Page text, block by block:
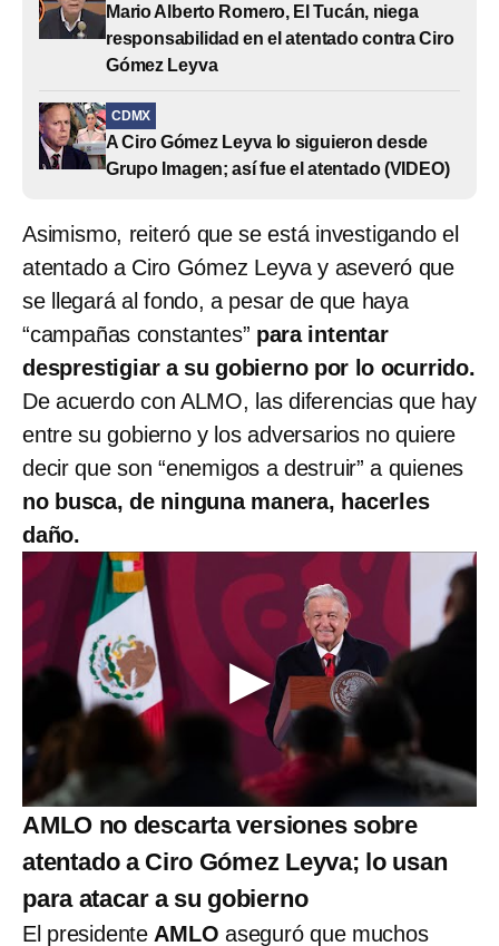
Mario Alberto Romero, El Tucán, niega
responsabilidad en el atentado contra Ciro
Gómez Leyva
CDMX
A Ciro Gómez Leyva lo siguieron desde
Grupo Imagen; así fue el atentado (VIDEO)
Asimismo, reiteró que se está investigando el
atentado a Ciro Gómez Leyva y aseveró que
se llegará al fondo, a pesar de que haya
“campañas constantes” para intentar
desprestigiar a su gobierno por lo ocurrido.
De acuerdo con ALMO, las diferencias que hay
entre su gobierno y los adversarios no quiere
decir que son “enemigos a destruir” a quienes
no busca, de ninguna manera, hacerles
daño.
AMLO no descarta versiones sobre
atentado a Ciro Gómez Leyva; lo usan
para atacar a su gobierno
El presidenteAMLOaseguró que muchos